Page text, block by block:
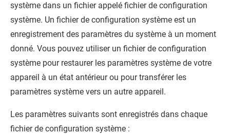
système dans un fichier appelé fichier de configuration
système. Un fichier de configuration système est un
enregistrement des paramètres du système à un moment
donné. Vous pouvez utiliser un fichier de configuration
système pour restaurer les paramètres système de votre
appareil à un état antérieur ou pour transférer les
paramètres système vers un autre appareil.
Les paramètres suivants sont enregistrés dans chaque
fichier de configuration système :